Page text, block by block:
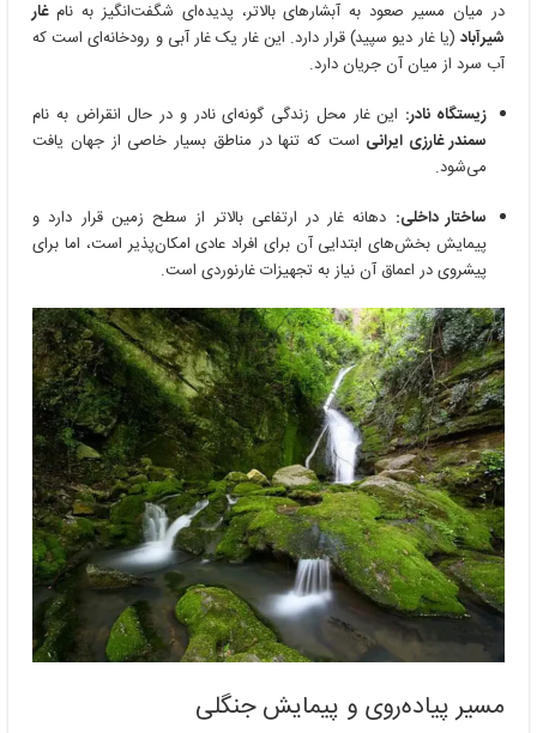
در میان مسیر صعود به آبشارهای بالاتر، پدیده‌ای شگفت‌انگیز به نامغار
شیرآباد (یا غار دیو سپید) قرار دارد. این غار یک غار آبی و رودخانه‌ای است که
آب سرد از میان آن جریان دارد.
زیستگاه نادر: این غار محل زندگی گونه‌ای نادر و در حال انقراض به نام
سمندر غارزی ایرانی است که تنها در مناطق بسیار خاصی از جهان یافت
می‌شود.
ساختار داخلی: دهانه غار در ارتفاعی بالاتر از سطح زمین قرار دارد و
پیمایش بخش‌های ابتدایی آن برای افراد عادی امکان‌پذیر است، اما برای
پیشروی در اعماق آن نیاز به تجهیزات غارنوردی است.
مسیر پیاده‌روی و پیمایش جنگلی